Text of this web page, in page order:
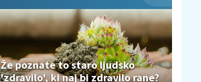
Že poznate to staro ljudsko
'zdravilo', ki naj bi zdravilo rane?